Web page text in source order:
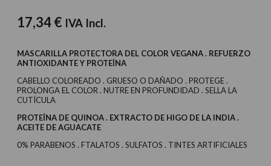
17,34€ IVA Incl.
MASCARILLA PROTECTORA DEL COLOR VEGANA . REFUERZO
ANTIOXIDANTE Y PROTEÍNA
CABELLO COLOREADO . GRUESO O DAÑADO . PROTEGE .
PROLONGA EL COLOR . NUTRE EN PROFUNDIDAD . SELLA LA
CUTÍCULA
PROTEÍNA DE QUINOA . EXTRACTO DE HIGO DE LA INDIA .
ACEITE DE AGUACATE
0% PARABENOS . FTALATOS . SULFATOS . TINTES ARTIFICIALES